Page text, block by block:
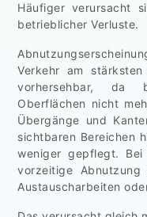
Häufiger verursacht
betrieblicher Verluste.
Verkehr am
vorhersehbar, da
Oberflächen nicht
Übergänge und
sichtbaren Bereichen
weniger gepflegt. Bei
vorzeitige Abnutzung
Austauscharbeiten